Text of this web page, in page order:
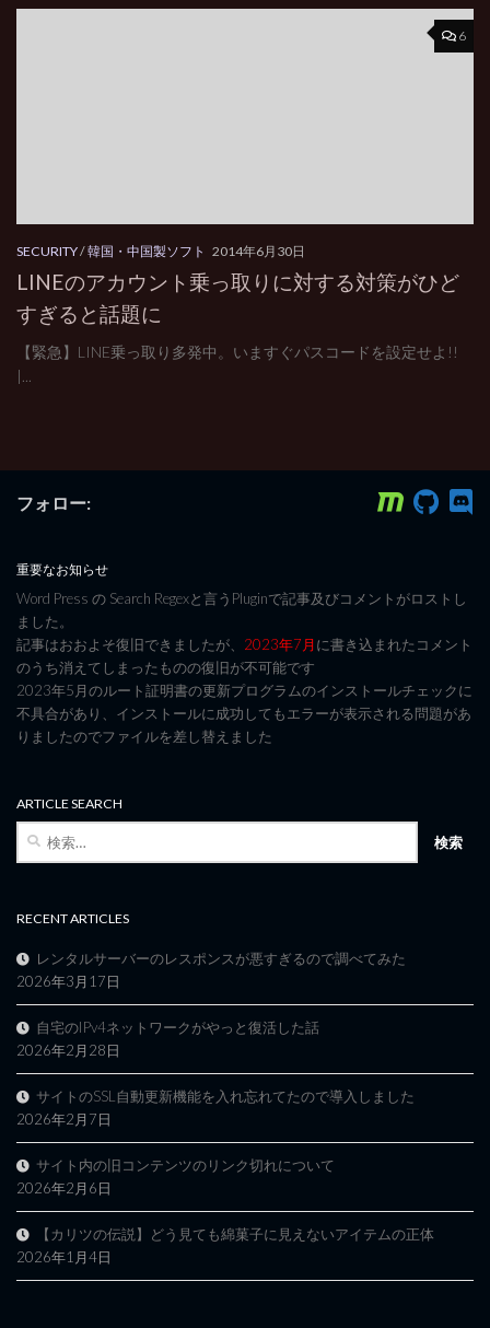
6
SECURITY/韓国・中国製ソフト 2014年6月30日
LINEのアカウント乗っ取りに対する対策がひど
すぎると話題に
【緊急】LINE乗っ取り多発中。いますぐパスコードを設定せよ!!
|...
フォロー:
重要なお知らせ
Word Press の Search Regexと言うPluginで記事及びコメントがロストし
ました。
記事はおおよそ復旧できましたが、 2023年7月に書き込まれたコメント
のうち消えてしまったものの復旧が不可能です
2023年5月のルート証明書の更新プログラムのインストールチェックに
不具合があり、インストールに成功してもエラーが表示される問題があ
りましたのでファイルを差し替えました
ARTICLE SEARCH
検
RECENT ARTICLES
レンタルサーバーのレスポンスが悪すぎるので調べてみた
2026年3月17日
自宅のIPv4ネットワークがやっと復活した話
2026年2月28日
サイトのSSL自動更新機能を入れ忘れてたので導入しました
2026年2月7日
サイト内の旧コンテンツのリンク切れについて
2026年2月6日
【カリツの伝説】どう見ても綿菓子に見えないアイテムの正体
2026年1月4日